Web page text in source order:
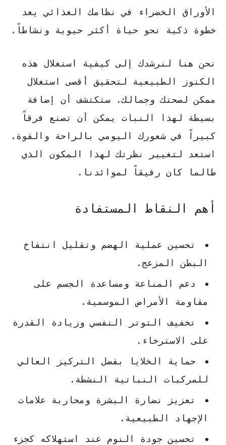
الأوراق الخضراء في نظامك الغذائي يعد
خطوة ذكية نحو حياة أكثر حيوية ونشاطاً.
نحن هنا لنرشدك إلى كيفية استغلال هذه
الكنوز الطبيعية لتحقيق أقصى استغلال
ممكن لصحتك وجمالك. ستكتشف أن إضافة
بسيطة لهذا النبات يمكن أن تصنع فرقاً
كبيراً في شعورك اليومي بالراحة والقوة.
استعد لتغيير نظرتك لهذا المكون الذي
طالما كان رفيقاً لموائدنا.
أهم النقاط المستفادة
تحسين عملية الهضم وتقليل انتفاخ
البطن المزعج.
دعم المناعة ومساعدة الجسم على
مقاومة الأمراض الموسمية.
تخفيف التوتر
النفسي وزيادة القدرة
على الاسترخاء.
حماية الخلايا
بفضل التركيز العالي
للمركبات النباتية النشطة.
تعزيز نضارة البشرة ومحاربة علامات
الإجهاد الطبيعية.
تحسين جودة النوم عند استهلاكه كجزء